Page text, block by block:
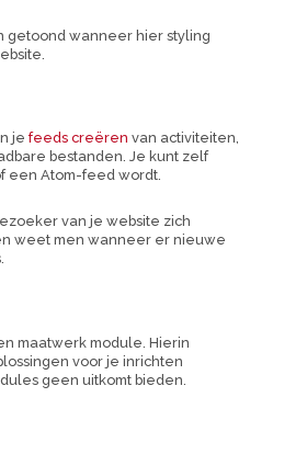
getoond wanneer hier styling
je feeds creëren van activiteiten,
bestanden. Je kunt zelf
een Atom-feed wordt.
van je website zich
weet men wanneer er nieuwe
maatwerk module. Hierin
voor je inrichten
geen uitkomt bieden.